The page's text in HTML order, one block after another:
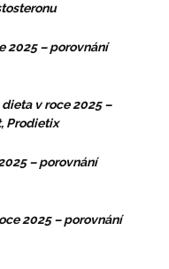
2025 – porovnání
v roce 2025 –
Prodietix
– porovnání
2025 – porovnání